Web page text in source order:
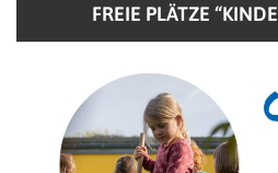
FREIE PLÄTZE